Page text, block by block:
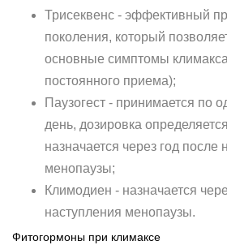
Трисеквенс - эффективный
поколения, который
основные симптомы
постоянного приема);
Паузогест - принимается по
день, дозировка
назначается через год после
менопаузы;
Климодиен - назначается
наступления менопаузы.
Фитогормоны при климаксе